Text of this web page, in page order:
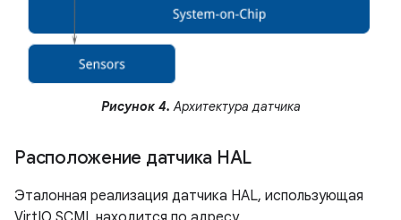
Рисунок 4. Архитектура датчика
Расположение датчика HAL
Эталонная реализация датчика HAL, использующая